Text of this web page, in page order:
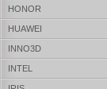
HONOR
HUAWEI
INNO3D
INTEL